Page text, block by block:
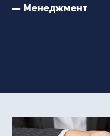
— Менеджмент